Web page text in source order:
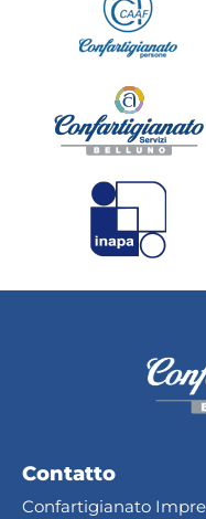
Contatto
Confartigianato